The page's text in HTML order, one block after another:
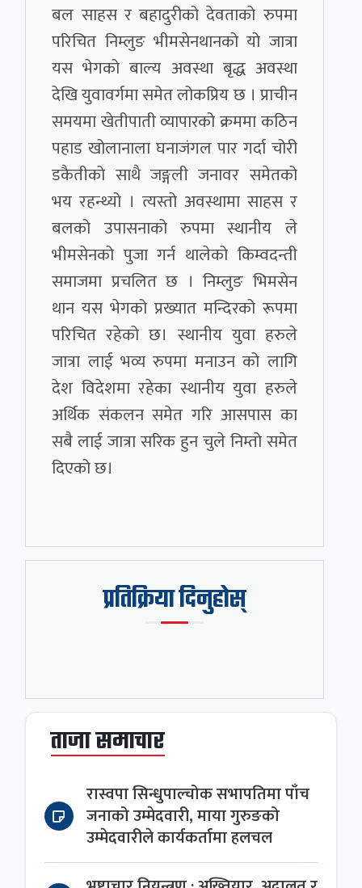
बल साहस र बहादुरीको देवताको रुपमा
परिचित निम्लुङ भीमसेनथानको यो जात्रा
यस भेगको बाल्य अवस्था बृद्ध अवस्था
देखि युवावर्गमा समेत लोकप्रिय छ । प्राचीन
समयमा खेतीपाती व्यापारको क्रममा कठिन
पहाड खोलानाला घनाजंगल पार गर्दा चोरी
डकैतीको साथै जङ्गली जनावर समेतको
भय रहन्थ्यो । त्यस्तो अवस्थामा साहस र
बलको उपासनाको रुपमा स्थानीय ले
भीमसेनको पुजा गर्न थालेको किम्वदन्ती
समाजमा प्रचलित छ । निम्लुङ भिमसेन
थान यस भेगको प्रख्यात मन्दिरको रूपमा
परिचित रहेको छ। स्थानीय युवा हरुले
जात्रा लाई भव्य रुपमा मनाउन को लागि
देश विदेशमा रहेका स्थानीय युवा हरुले
अर्थिक संकलन समेत गरि आसपास का
सबै लाई जात्रा सरिक हुन चुले निम्तो समेत
दिएको छ।
प्रतिक्रिया दिनुहोस्
ताजा समाचार
रास्वपा सिन्धुपाल्चोक सभापतिमा पाँच
जनाको उम्मेदवारी, माया गुरुङको
उम्मेदवारीले कार्यकर्तामा हलचल